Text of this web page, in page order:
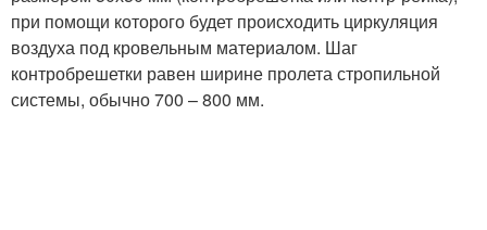
при помощи которого будет происходить циркуляция
воздуха под кровельным материалом. Шаг
контробрешетки равен ширине пролета стропильной
системы, обычно 700 – 800 мм.